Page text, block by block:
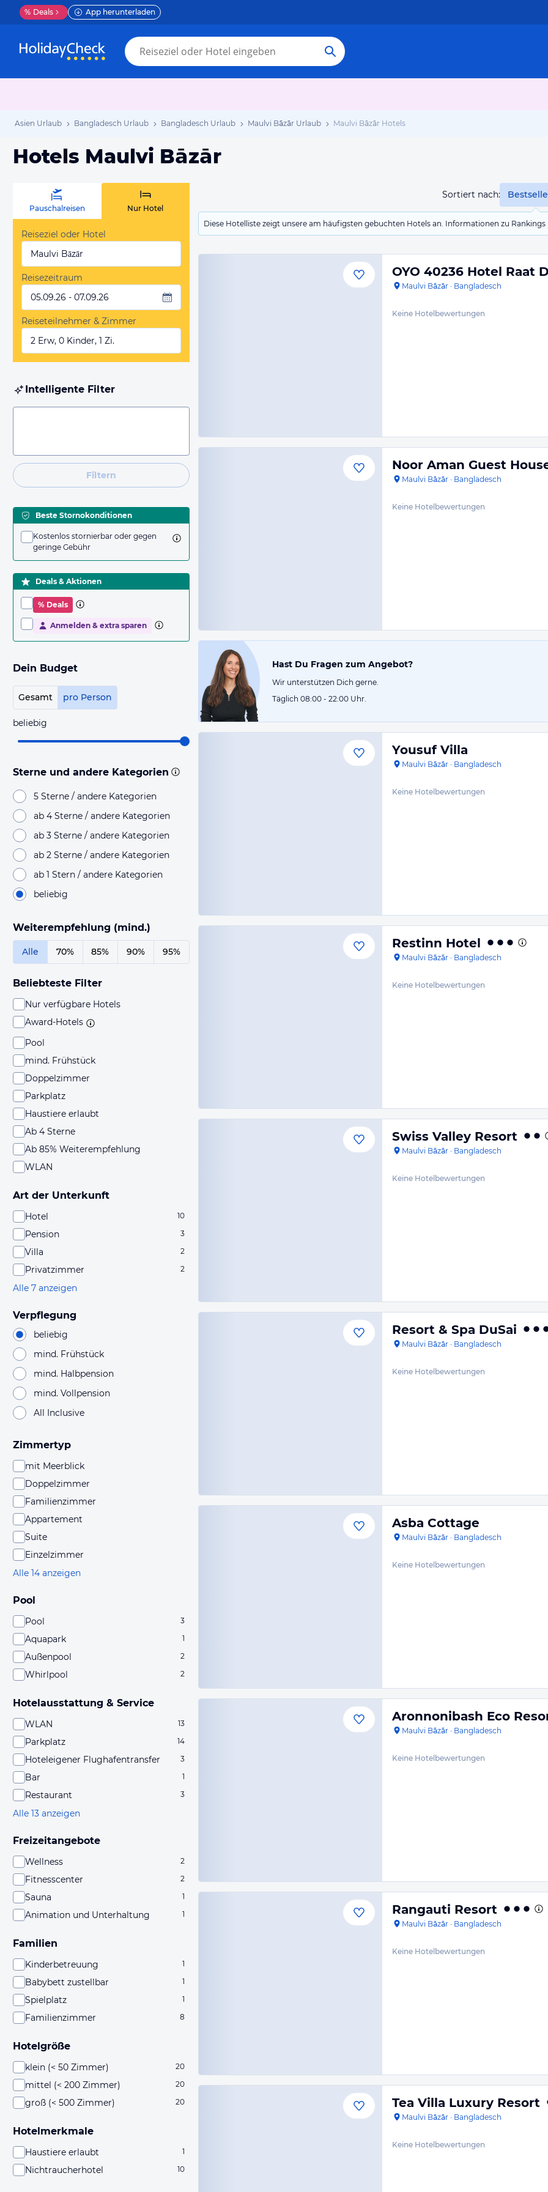
% Deals App herunterladen
Asien Urlaub Bangladesch Urlaub Bangladesch Urlaub Maulvi Bāzār Urlaub Maulvi Bāzār Hotels
Hotels Maulvi Bāzār
Sortiert nach:
Diese Hotelliste zeigt unsere am häufigsten gebuchten Hotels an. Informationen zu
Pauschalreisen Nur Hotel
Reiseziel oder Hotel
Maulvi Bāzār
Reisezeitraum
05.09.26 - 07.09.26
Reiseteilnehmer & Zimmer
2 Erw, 0 Kinder, 1 Zi.
Intelligente Filter
Filtern
Beste Stornokonditionen
Kostenlos stornierbar oder gegen
geringe Gebühr
Deals & Aktionen
% Deals
Anmelden & extra sparen
Dein Budget
Gesamt pro Person
beliebig
Sterne und andere Kategorien
5 Sterne / andere Kategorien
ab 4 Sterne / andere Kategorien
ab 3 Sterne / andere Kategorien
ab 2 Sterne / andere Kategorien
ab 1 Stern / andere Kategorien
beliebig
Weiterempfehlung (mind.)
Alle 70% 85% 90% 95%
Beliebteste Filter
Nur verfügbare Hotels
Award-Hotels
Pool
mind. Frühstück
Doppelzimmer
Parkplatz
Haustiere erlaubt
Ab 4 Sterne
Ab 85% Weiterempfehlung
WLAN
Art der Unterkunft
Hotel 10
Pension 3
Villa 2
Privatzimmer 2
Alle 7 anzeigen
Verpflegung
beliebig
mind. Frühstück
mind. Halbpension
mind. Vollpension
All Inclusive
Zimmertyp
mit Meerblick
Doppelzimmer
Familienzimmer
Appartement
Suite
Einzelzimmer
Alle 14 anzeigen
Pool
Pool 3
Aquapark 1
Außenpool 2
Whirlpool 2
Hotelausstattung & Service
WLAN 13
Parkplatz 14
Hoteleigener Flughafentransfer 3
Bar 1
Restaurant 3
Alle 13 anzeigen
Freizeitangebote
Wellness 2
Fitnesscenter 2
Sauna 1
Animation und Unterhaltung 1
Familien
Kinderbetreuung 1
Babybett zustellbar 1
Spielplatz 1
Familienzimmer 8
Hotelgröße
klein (< 50 Zimmer) 20
mittel (< 200 Zimmer) 20
groß (< 500 Zimmer) 20
Hotelmerkmale
Haustiere erlaubt 1
Nichtraucherhotel 10
OYO 40236 Hotel Raat
Maulvi Bāzār · Bangladesch
Keine Hotelbewertungen
Noor Aman Guest
Maulvi Bāzār · Bangladesch
Keine Hotelbewertungen
Hast Du Fragen zum Angebot?
Wir unterstützen Dich gerne.
Täglich 08:00 - 22:00 Uhr.
Yousuf Villa
Maulvi Bāzār · Bangladesch
Keine Hotelbewertungen
Restinn Hotel
Maulvi Bāzār · Bangladesch
Keine Hotelbewertungen
Swiss Valley Resort
Maulvi Bāzār · Bangladesch
Keine Hotelbewertungen
Resort & Spa DuSai
Maulvi Bāzār · Bangladesch
Keine Hotelbewertungen
Asba Cottage
Maulvi Bāzār · Bangladesch
Keine Hotelbewertungen
Aronnonibash Eco
Maulvi Bāzār · Bangladesch
Keine Hotelbewertungen
Rangauti Resort
Maulvi Bāzār · Bangladesch
Keine Hotelbewertungen
Tea Villa Luxury Resort
Maulvi Bāzār · Bangladesch
Keine Hotelbewertungen